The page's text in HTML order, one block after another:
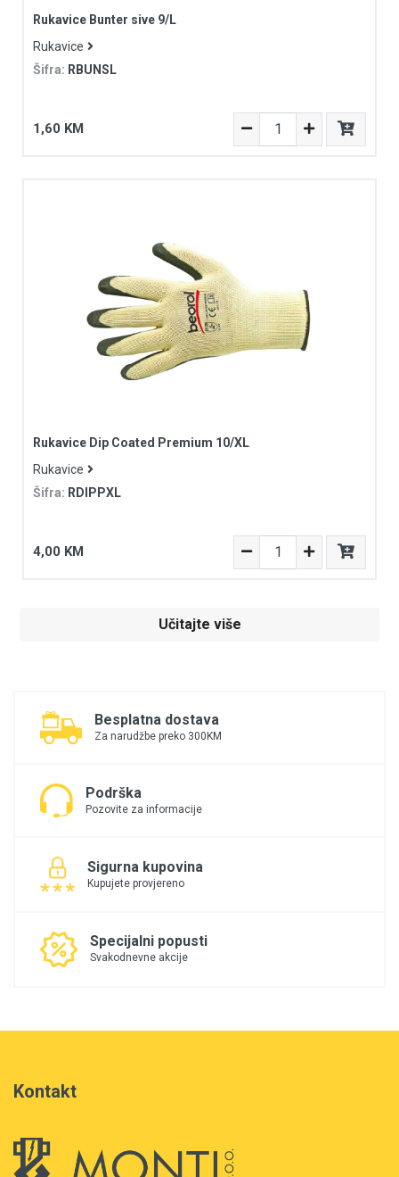
Rukavice Bunter sive 9/L
Rukavice
Šifra: RBUNSL
1,60 KM
Rukavice Dip Coated Premium 10/XL
Rukavice
Šifra: RDIPPXL
4,00 KM
Učitajte više
Besplatna dostava
Za narudžbe preko 300KM
Podrška
Pozovite za informacije
Sigurna kupovina
Kupujete provjereno
Specijalni popusti
Svakodnevne akcije
Kontakt